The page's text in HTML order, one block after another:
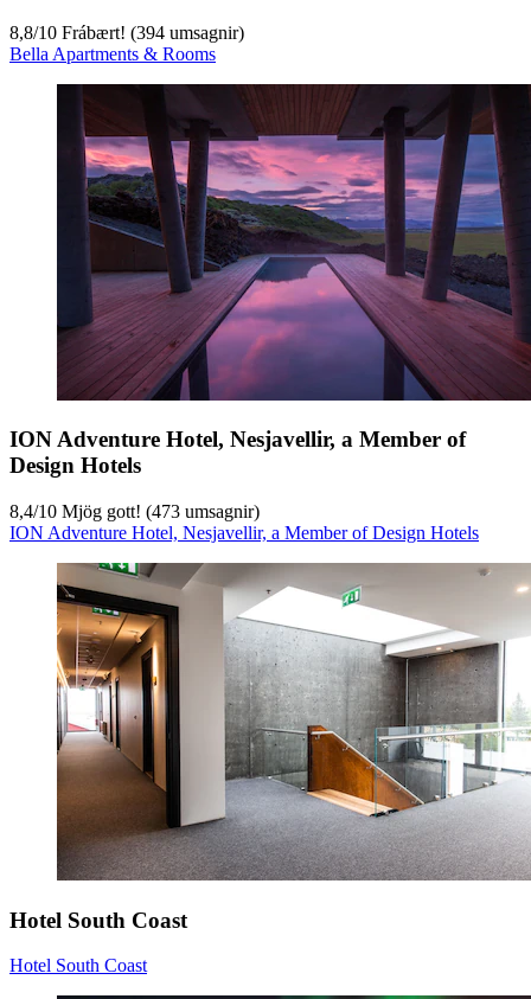
8,8/10 Frábært! (394 umsagnir)
Bella Apartments & Rooms
ION Adventure Hotel, Nesjavellir, a Member of
Design Hotels
8,4/10 Mjög gott! (473 umsagnir)
ION Adventure Hotel, Nesjavellir, a Member of Design Hotels
Hotel South Coast
Hotel South Coast